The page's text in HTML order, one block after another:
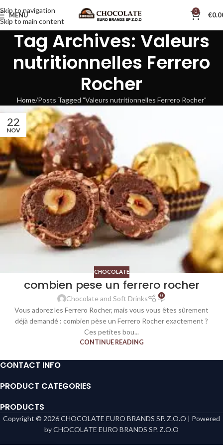
Skip to navigation
Skip to main content
MENU 0 €
Tag Archives: Valeurs
nutritionnelles Ferrero
Rocher
Home Posts Tagged "Valeurs nutritionnelles Ferrero Rocher"
22
NOV
CHOCOLATE
combien pese un ferrero rocher​
Chocolate and Soft Drinks 0
Vous adorez les Ferrero Rocher, mais vous vous êtes sûrement
déjà demandé : combien pèse un Ferrero Rocher exactement ?
Ces petites bou...
CONTINUE READING
CONTACT INFO
PRODUCT CATEGORIES
PRODUCTS
Copyright © 2026 CHOCOLATE EURO BRANDS SP. Z.O.O | Powered
by CHOCOLATE EURO BRANDS SP. Z.O.O